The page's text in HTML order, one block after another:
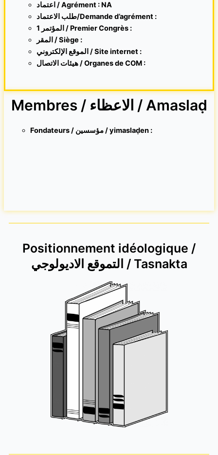
اعتماد / Agrément : NA
طلب الاعتماد/Demande d’agrément :
1 المؤتمر / Premier Congrès :
المقر /Siège :
الموقع الإلكتروني /Site internet:
هيئات الاتصال / Organes de COM :
Membres / الاعظاء / Amaslaḍ
Fondateurs / مؤسسين / yimaslaḍen :
Positionnement idéologique /
التموقع الاديولوجي / Tasnakta